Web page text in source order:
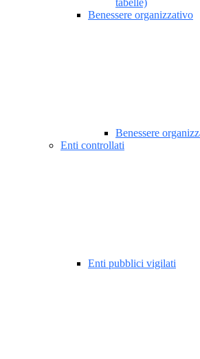
tabelle)
Benessere organizzativo
Benessere
Enti controllati
Enti pubblici vigilati